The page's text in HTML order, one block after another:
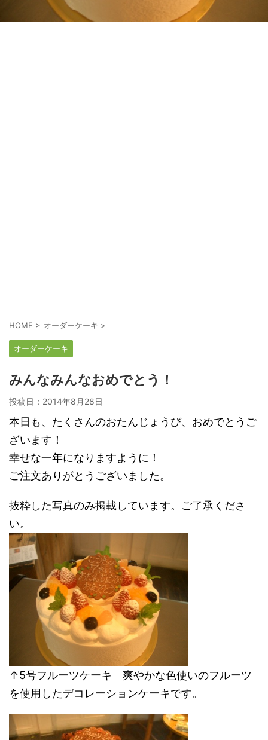
HOME > オーダーケーキ >
オーダーケーキ
みんなみんなおめでとう！
投稿日： 2014年8月28日
本日も、たくさんのおたんじょうび、おめでとうご
ざいます！
幸せな一年になりますように！
ご注文ありがとうございました。
抜粋した写真のみ掲載しています。ご了承くださ
い。
↑5号フルーツケーキ 爽やかな色使いのフルーツ
を使用したデコレーションケーキです。